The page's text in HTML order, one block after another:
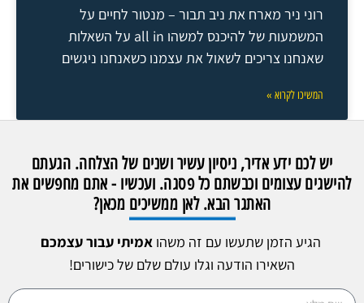
רוני ניר מארח את ניב תבור – מנטור לחיים על
המשמעות של להיכנס למשהו all in על השאלות
שאנחנו צריכים לשאול את עצמנו כשאנחנו ניגשים
המשיכו לקרוא »
יש לכם ידע אדיר, ניסיון עשיר ושנים של הצלחה. הגעתם
להישגים עצומים וכבשתם כל פסגה. ועכשיו - אתם מחפשים את
האתגר הבא. לאן ממשיכים מכאן?
הגיע הזמן שתעשו עם זה משהואמיתי עבור עצמכם
השאירו הודעה וגלו עולם שלם של כישורים!